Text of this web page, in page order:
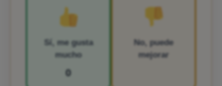
Sí, me gusta
mucho
0
No, puede
mejorar